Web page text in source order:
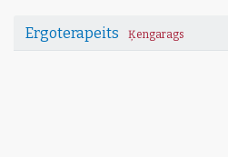
Ergoterapeits Ķengarags